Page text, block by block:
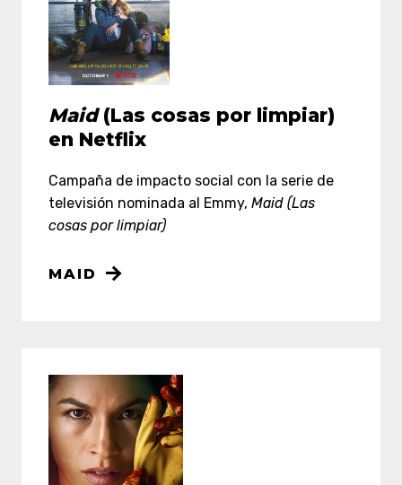
Maid(Las cosas por limpiar)
en Netflix
Campaña de impacto social con la serie de
televisión nominada al Emmy, Maid (Las
cosas por limpiar)
MAID